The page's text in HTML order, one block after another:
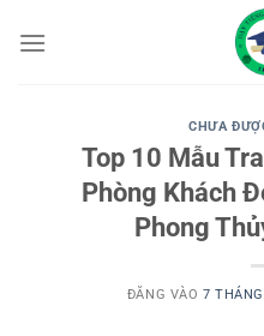
qua
CHƯA
Top 10 Mẫu
Phòng Khách
Phong
ĐĂNG VÀO 7